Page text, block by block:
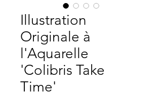
Illustration
Originale à
l'Aquarelle
'Colibris Take
Time'